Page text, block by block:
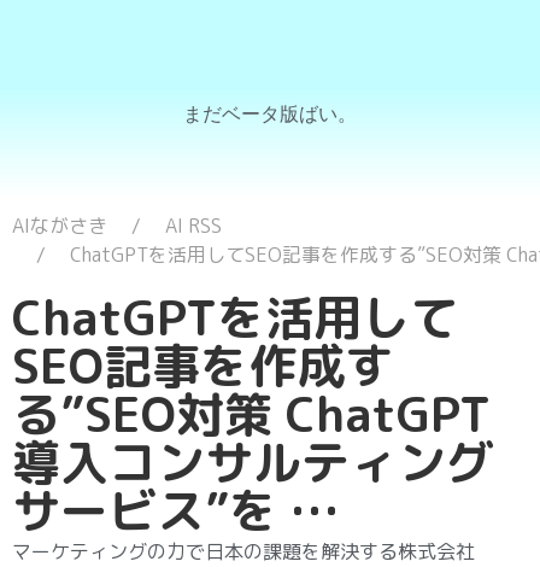
まだベータ版ばい。
AIながさき
AI RSS
ChatGPTを活用してSEO記事を作成する”SEO対策
ChatGPTを活用して
SEO記事を作成す
る”SEO対策 ChatGPT
導入コンサルティング
サービス”を …
マーケティングの力で日本の課題を解決する株式会社